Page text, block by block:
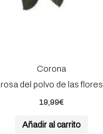
Corona
rosa del polvo de las flores
19,99€
Añadir al carrito